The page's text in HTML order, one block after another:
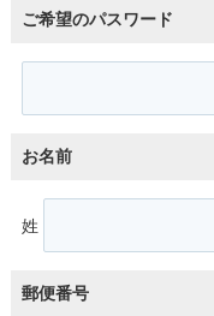
ご希望のパスワード
お名前
姓
郵便番号